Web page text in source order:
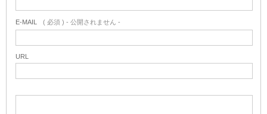
E-MAIL ( 必須 ) - 公開されません -
URL